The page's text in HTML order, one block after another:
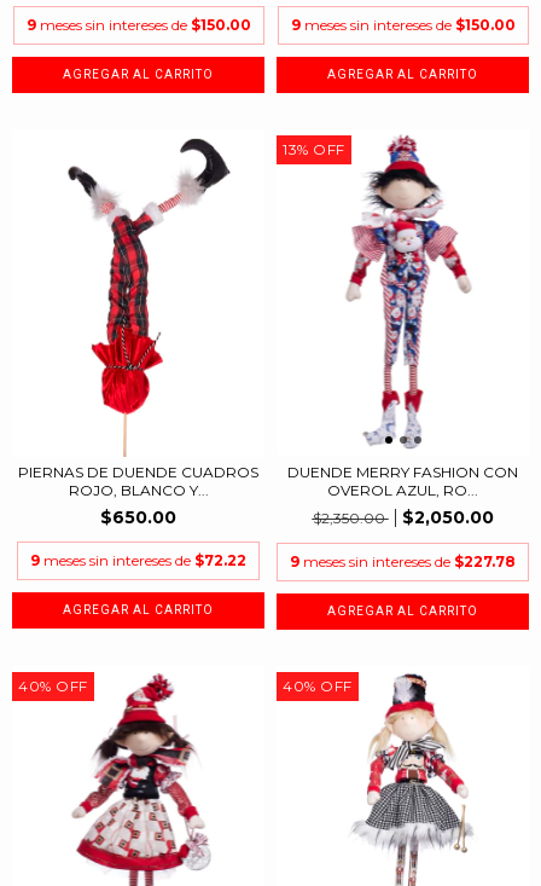
9 meses sin intereses de $150.00 9 meses sin intereses de $150.00
PIERNAS DE DUENDE CUADROS
ROJO, BLANCO Y...
$650.00
9 meses sin intereses de $72.22
13% OFF
DUENDE MERRY FASHION CON
OVEROL AZUL, RO...
$2,350.00
$2,050.00
9 meses sin intereses de $227.78
40% OFF 40% OFF